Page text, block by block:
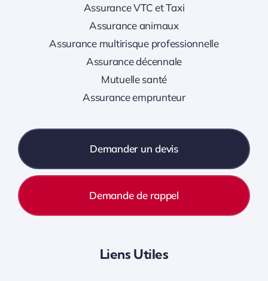
Assurance VTC et Taxi
Assurance animaux
Assurance multirisque professionnelle
Assurance décennale
Mutuelle santé
Assurance emprunteur
Demander un devis
Demande de rappel
Liens Utiles